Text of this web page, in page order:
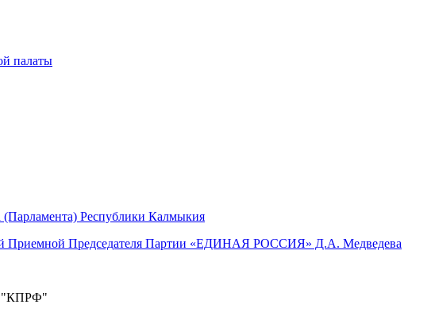
палаты
(Парламента) Республики Калмыкия
Приемной Председателя Партии «ЕДИНАЯ РОССИЯ» Д.А. Медведева
"КПРФ"